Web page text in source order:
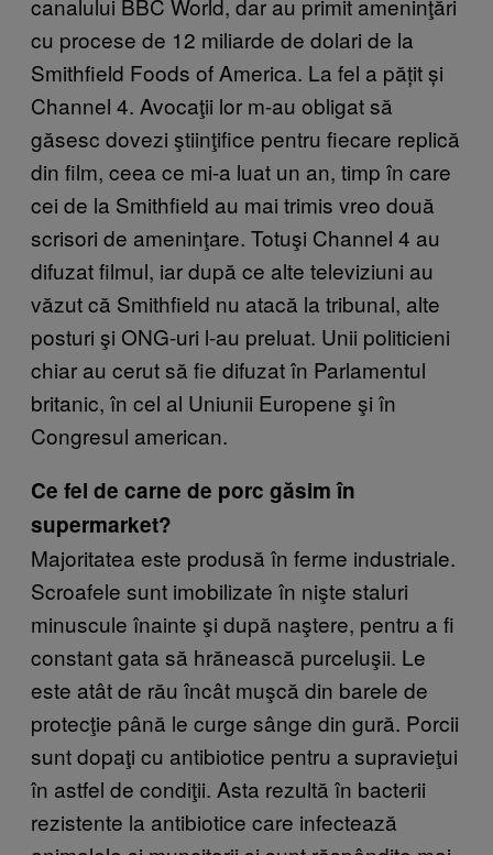
canalului BBC World, dar au primit ameninţări
cu procese de 12 miliarde de dolari de la
Smithfield Foods of America. La fel a pățit și
Channel 4. Avocaţii lor m-au obligat să
găsesc dovezi ştiinţifice pentru fiecare replică
din film, ceea ce mi-a luat un an, timp în care
cei de la Smithfield au mai trimis vreo două
scrisori de ameninţare. Totuşi Channel 4 au
difuzat filmul, iar după ce alte televiziuni au
văzut că Smithfield nu atacă la tribunal, alte
posturi şi ONG-uri l-au preluat. Unii politicieni
chiar au cerut să fie difuzat în Parlamentul
britanic, în cel al Uniunii Europene şi în
Congresul american.
Ce fel de carne de porc găsim în
supermarket?
Majoritatea este produsă în ferme industriale.
Scroafele sunt imobilizate în nişte staluri
minuscule înainte şi după naştere, pentru a fi
constant gata să hrănească purceluşii. Le
este atât de rău încât muşcă din barele de
protecţie până le curge sânge din gură. Porcii
sunt dopaţi cu antibiotice pentru a supravieţui
în astfel de condiţii. Asta rezultă în bacterii
rezistente la antibiotice care infectează